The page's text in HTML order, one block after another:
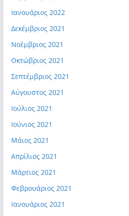
Ιανουάριος 2022
Δεκέμβριος 2021
Νοέμβριος 2021
Οκτώβριος 2021
Σεπτέμβριος 2021
Αύγουστος 2021
Ιούλιος 2021
Ιούνιος 2021
Μάιος 2021
Απρίλιος 2021
Μάρτιος 2021
Φεβρουάριος 2021
Ιανουάριος 2021